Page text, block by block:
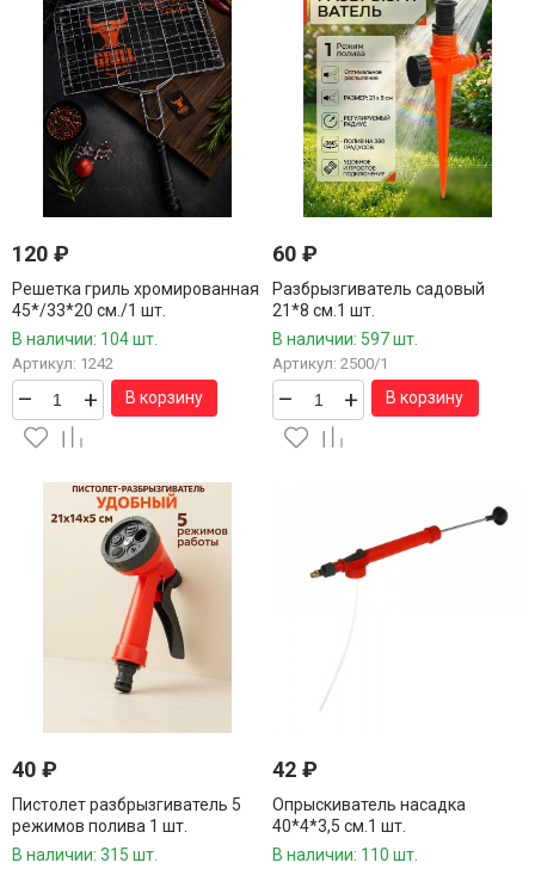
120 ₽
Решетка гриль хромированная
45*/33*20 см./1 шт.
В наличии: 104 шт.
Артикул: 1242
– + В корзину
60₽
Разбрызгиватель садовый
21*8 см.1 шт.
В наличии: 597 шт.
Артикул: 2500/1
– + В корзину
40 ₽
Пистолет разбрызгиватель 5
режимов полива 1 шт.
В наличии: 315 шт.
42₽
Опрыскиватель насадка
40*4*3,5 см.1 шт.
В наличии: 110 шт.